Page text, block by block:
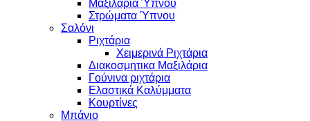
Μαξιλάρια Ύπνου
Στρώματα Ύπνου
Σαλόνι
Ριχτάρια
Χειμερινά Ριχτάρια
Διακοσμητικα Μαξιλάρια
Γούνινα ριχτάρια
Ελαστικά Καλύμματα
Κουρτίνες
Μπάνιο